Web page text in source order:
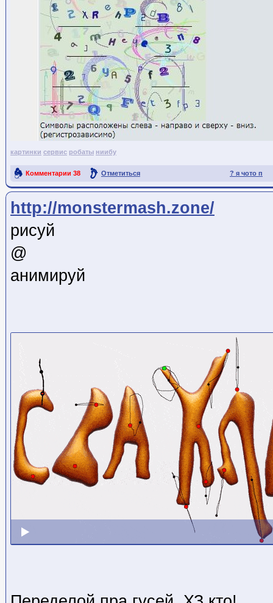
картинки сервис робаты ниибу
? я чото п
Комментарии 38 Отметиться
Ссылка на пост
http://monstermash.zone/
рисуй
@
анимируй